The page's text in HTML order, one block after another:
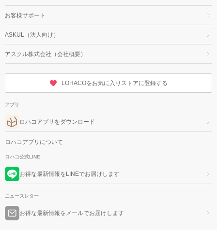
お客様サポート
ASKUL（法人向け）
アスクル株式会社（会社概要）
LOHACOをお気に入りストアに登録する
アプリ
ロハコアプリをダウンロード
ロハコアプリについて
ロハコ公式LINE
お得な最新情報をLINEでお届けします
ニュースレター
お得な最新情報をメールでお届けします